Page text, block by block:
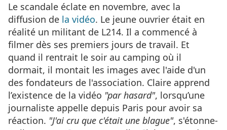
Le scandale éclate en novembre, avec la
diffusion de la vidéo. Le jeune ouvrier était en
réalité un militant de L214. Il a commencé à
filmer dès ses premiers jours de travail. Et
quand il rentrait le soir au camping où il
dormait, il montait les images avec l'aide d'un
des fondateurs de l'association. Claire apprend
l’existence de la vidéo "par hasard", lorsqu’une
journaliste appelle depuis Paris pour avoir sa
réaction. "J'ai cru que c'était une blague", s'étonne-